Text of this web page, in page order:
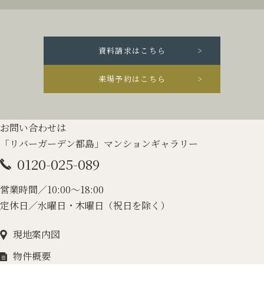
資料請求はこちら
来場予約はこちら
お問い合わせは
「リバーガーデン都島」マンションギャラリー
0120-025-089
営業時間／10:00～18:00
定休日／水曜日・木曜日（祝日を除く）
現地案内図
物件概要